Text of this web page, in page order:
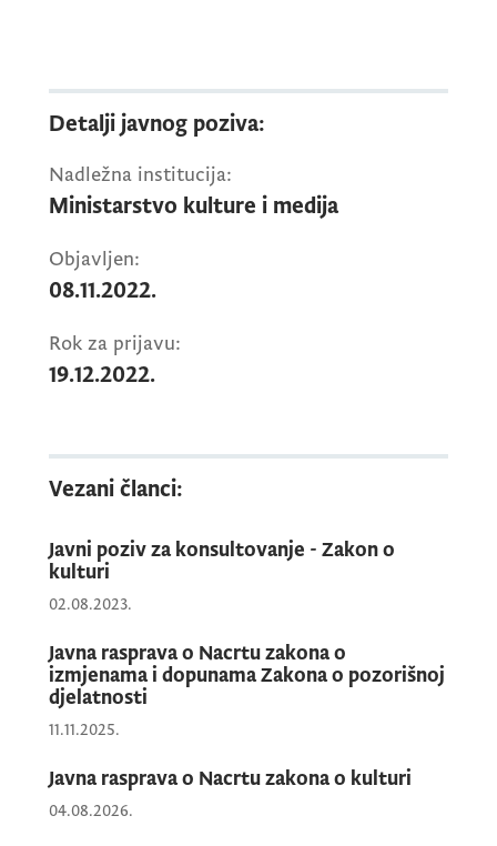
zakona i strategija ("Službeni list CG", broj
41/18), koji možete preuzeti u nastavku.
Detalji javnog poziva:
Nadležna institucija:
Ministarstvo kulture i medija
Objavljen:
08.11.2022.
Rok za prijavu:
19.12.2022.
Vezani članci:
Javni poziv za konsultovanje - Zakon o
kulturi
02.08.2023.
Javna rasprava o Nacrtu zakona o
izmjenama i dopunama Zakona o pozorišnoj
djelatnosti
11.11.2025.
Javna rasprava o Nacrtu zakona o kulturi
04.08.2026.